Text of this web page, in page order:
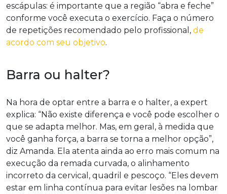
escápulas: é importante que a região “abra e feche”
conforme você executa o exercício. Faça o número
de repetições recomendado pelo profissional, de
acordo com seu objetivo.
Barra ou halter?
Na hora de optar entre a barra e o halter, a expert
explica: “Não existe diferença e você pode escolher o
que se adapta melhor. Mas, em geral, à medida que
você ganha força, a barra se torna a melhor opção”,
diz Amanda. Ela atenta ainda ao erro mais comum na
execução da remada curvada, o alinhamento
incorreto da cervical, quadril e pescoço. “Eles devem
estar em linha contínua para evitar lesões na lombar